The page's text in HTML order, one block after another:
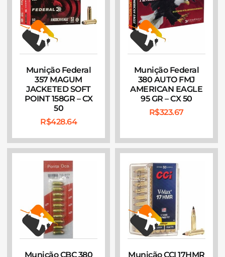
Munição Federal
357 MAGUM
JACKETED SOFT
POINT 158GR – CX
50
R$428.64
Munição Federal
380 AUTO FMJ
AMERICAN EAGLE
95 GR – CX 50
R$323.67
Munição CBC 380
Munição CCI 17HMR